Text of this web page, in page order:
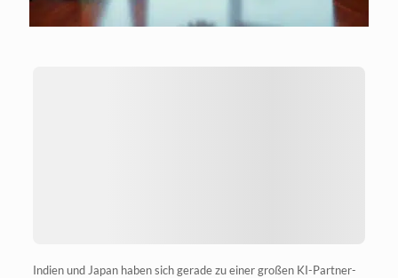
Indi­en und Japan haben sich gera­de zu einer gro­ßen KI-Part­ner­